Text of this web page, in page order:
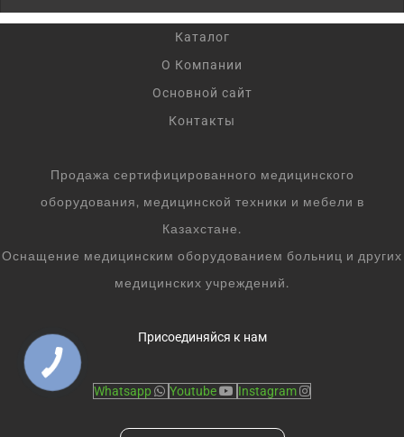
Каталог
О Компании
Основной сайт
Контакты
Продажа сертифицированного медицинского
оборудования, медицинской техники и мебели в
Казахстане.
Оснащение медицинским оборудованием больниц и других
медицинских учреждений.
Присоединяйся к нам
Whatsapp Youtube Instagram